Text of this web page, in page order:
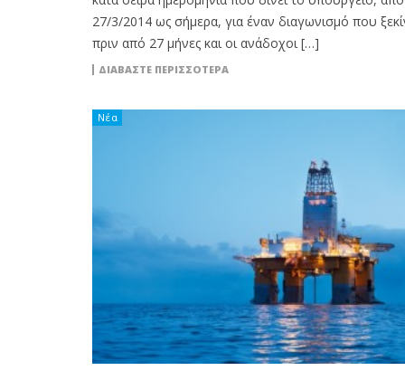
27/3/2014 ως σήμερα, για έναν διαγωνισμό που
πριν από 27 μήνες και οι ανάδοχοι […]
ΔΙΑΒΆΣΤΕ ΠΕΡΙΣΣΌΤΕΡΑ
Νέα